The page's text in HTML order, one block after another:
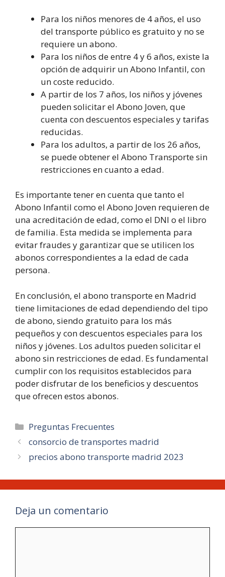
Para los niños menores de 4 años, el uso
del transporte público es gratuito y no se
requiere un abono.
Para los niños de entre 4 y 6 años, existe la
opción de adquirir un Abono Infantil, con
un coste reducido.
A partir de los 7 años, los niños y jóvenes
pueden solicitar el Abono Joven, que
cuenta con descuentos especiales y tarifas
reducidas.
Para los adultos, a partir de los 26 años,
se puede obtener el Abono Transporte sin
restricciones en cuanto a edad.
Es importante tener en cuenta que tanto el
Abono Infantil como el Abono Joven requieren de
una acreditación de edad, como el DNI o el libro
de familia. Esta medida se implementa para
evitar fraudes y garantizar que se utilicen los
abonos correspondientes a la edad de cada
persona.
En conclusión, el abono transporte en Madrid
tiene limitaciones de edad dependiendo del tipo
de abono, siendo gratuito para los más
pequeños y con descuentos especiales para los
niños y jóvenes. Los adultos pueden solicitar el
abono sin restricciones de edad. Es fundamental
cumplir con los requisitos establecidos para
poder disfrutar de los beneficios y descuentos
que ofrecen estos abonos.
Categorías
Preguntas Frecuentes
consorcio de transportes madrid
precios abono transporte madrid 2023
Deja un comentario